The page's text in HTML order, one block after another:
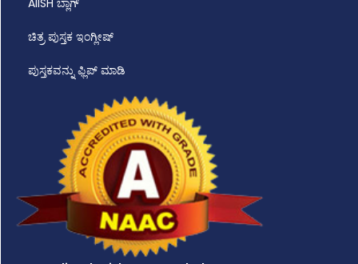
ಚಿತ್ರ ಪುಸ್ತಕ ಇಂಗ್ಲೀಷ್
ಪುಸ್ತಕವನ್ನು ಫ್ಲಿಪ್ ಮಾಡಿ